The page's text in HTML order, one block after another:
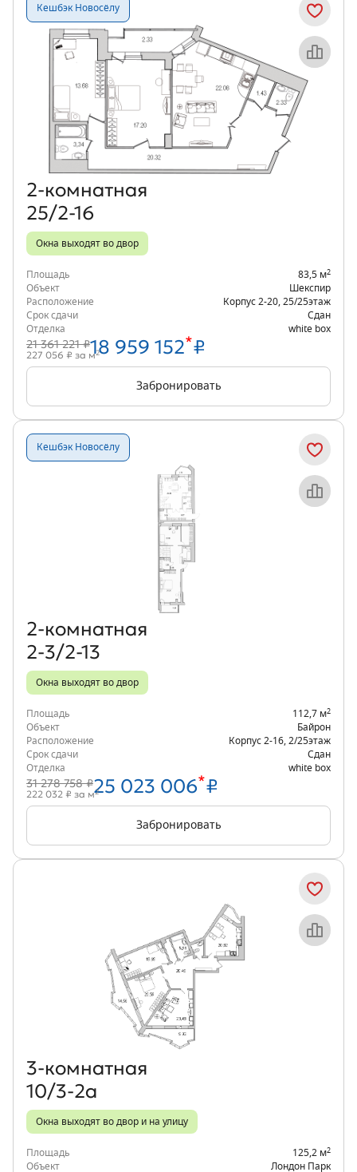
Кешбэк Новосёлу
Объект месяца
2‑комнатная
25/2-16
Окна выходят во двор
Площадь 83,5 м2
Объект
Шекспир
Расположение
Корпус 2-20 25/25этаж
Срок сдачи
Сдан
Отделка
white box
21 361 221 ₽18 959 152*₽
227 056 ₽ за м2
Забронировать
Кешбэк Новосёлу
Объект месяца
2‑комнатная
2-3/2-13
Окна выходят во двор
Площадь 112,7 м2
Объект
Байрон
Расположение
Корпус 2-16 2/25этаж
Срок сдачи
Сдан
Отделка
white box
31 278 758 ₽25 023 006*₽
222 032 ₽ за м2
Забронировать
3‑комнатная
10/3-2а
Окна выходят во двор и на улицу
Площадь 125,2 м2
Объект
Лондон Парк